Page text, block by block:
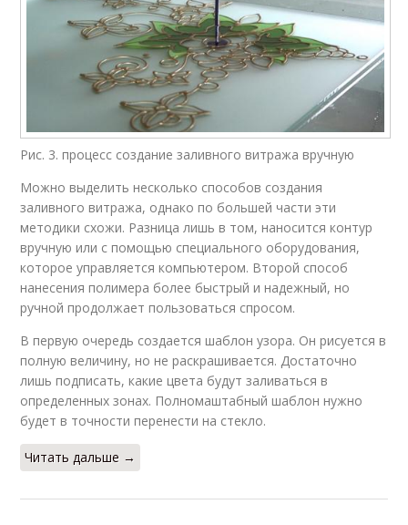
Рис. 3. процесс создание заливного витража вручную
Можно выделить несколько способов создания
заливного витража, однако по большей части эти
методики схожи. Разница лишь в том, наносится контур
вручную или с помощью специального оборудования,
которое управляется компьютером. Второй способ
нанесения полимера более быстрый и надежный, но
ручной продолжает пользоваться спросом.
В первую очередь создается шаблон узора. Он рисуется в
полную величину, но не раскрашивается. Достаточно
лишь подписать, какие цвета будут заливаться в
определенных зонах. Полномаштабный шаблон нужно
будет в точности перенести на стекло.
Читать дальше →